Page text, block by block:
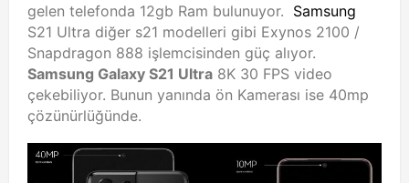
gelen telefonda 12gb Ram bulunuyor. Samsung
S21 Ultra diğer s21 modelleri gibi Exynos 2100 /
Snapdragon 888 işlemcisinden güç alıyor.
Samsung Galaxy S21 Ultra 8K 30 FPS video
çekebiliyor. Bunun yanında ön Kamerası ise 40mp
çözünürlüğünde.